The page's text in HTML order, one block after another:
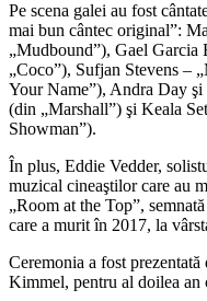
Pe scena galei au fost
mai bun cântec original”:
„Mudbound”), Gael Garcia
„Coco”), Sufjan Stevens –
Your Name”), Andra Day
(din „Marshall”) şi Keala
Showman”).
În plus, Eddie Vedder,
muzical cineaştilor care au
„Room at the Top”,
care a murit în 2017, la
Ceremonia a fost
Kimmel, pentru al doilea an